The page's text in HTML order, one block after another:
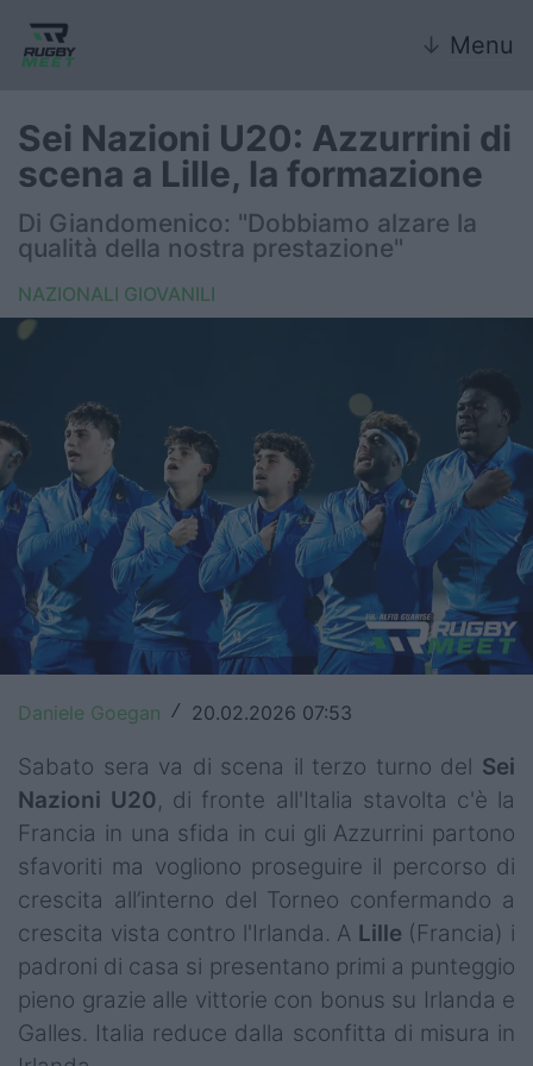
↓ Menu
Nazionali giovanili
Rugby Sevens
Internazionale
6 Nazioni
United Rugby Championship
Top14
Premiership
Champions Cup
Challenge Cup
World Rugby
Rugby World Cup
Super Rugby
Rugby in TV
Mercato
Serie A Elite
Sei Nazioni U20: Azzurrini di
scena a Lille, la formazione
Di Giandomenico: "Dobbiamo alzare la
qualità della nostra prestazione"
NAZIONALI GIOVANILI
Daniele Goegan / 20.02.2026 07:53
Sabato sera va di scena il terzo turno del Sei
Nazioni U20, di fronte all'Italia stavolta c'è la
Francia in una sfida in cui gli Azzurrini partono
sfavoriti ma vogliono proseguire il percorso di
crescita all’interno del Torneo confermando a
crescita vista contro l'Irlanda. A Lille (Francia) i
padroni di casa si presentano primi a punteggio
pieno grazie alle vittorie con bonus su Irlanda e
Galles. Italia reduce dalla sconfitta di misura in